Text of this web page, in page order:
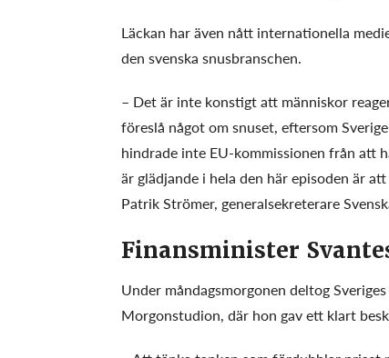
Läckan har även nått internationella
den svenska snusbranschen.
– Det är inte konstigt att människor
föreslå något om snuset, eftersom
hindrade inte EU-kommissionen från att
är glädjande i hela den här episoden är
Patrik Strömer, generalsekreterare
Finansminister
Under måndagsmorgonen deltog
Morgonstudion, där hon gav ett klart